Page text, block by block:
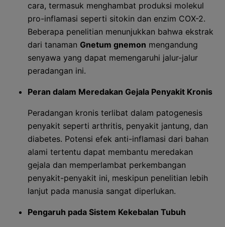
cara, termasuk menghambat produksi molekul
pro-inflamasi seperti sitokin dan enzim COX-2.
Beberapa penelitian menunjukkan bahwa ekstrak
dari tanaman Gnetum gnemon mengandung
senyawa yang dapat memengaruhi jalur-jalur
peradangan ini.
Peran dalam Meredakan Gejala Penyakit Kronis
Peradangan kronis terlibat dalam patogenesis
penyakit seperti arthritis, penyakit jantung, dan
diabetes. Potensi efek anti-inflamasi dari bahan
alami tertentu dapat membantu meredakan
gejala dan memperlambat perkembangan
penyakit-penyakit ini, meskipun penelitian lebih
lanjut pada manusia sangat diperlukan.
Pengaruh pada Sistem Kekebalan Tubuh